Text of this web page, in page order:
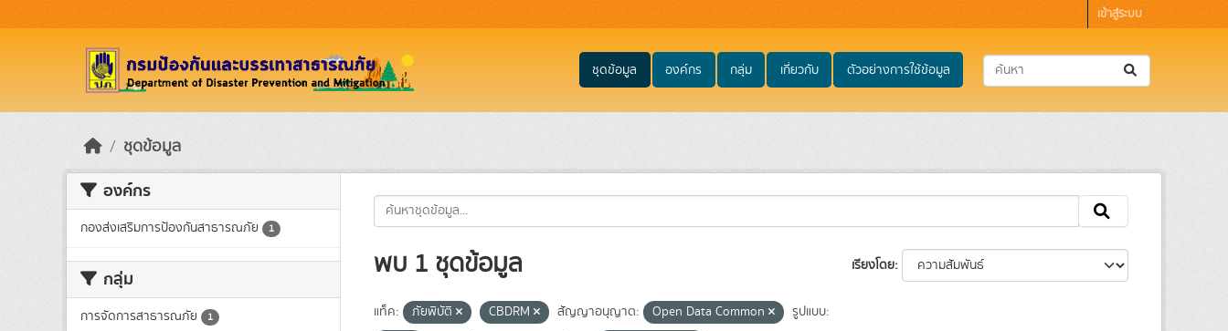
เข้าสู่ระบบ
ชุดข้อมูล องค์กร กลุ่ม เกี่ยวกับ ตัวอย่างการใช้ข้อมูล
ชุดข้อมูล
องค์กร
กองส่งเสริมการป้องกันสาธารณภัย 1
กลุ่ม
การจัดการสาธารณภัย 1
เรียงโดย
พบ 1 ชุดข้อมูล
แท็ค: ภัยพิบัติ CBDRM สัญญาอนุญาต: Open Data Common
รูปแบบ: